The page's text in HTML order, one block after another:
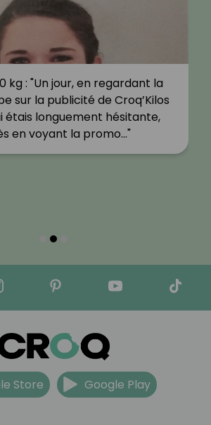
: "Les kilos pris depuis plusieurs
à ceux pris pendant le
ont fait que je me suis
à faire quelque…"
Store Google Play